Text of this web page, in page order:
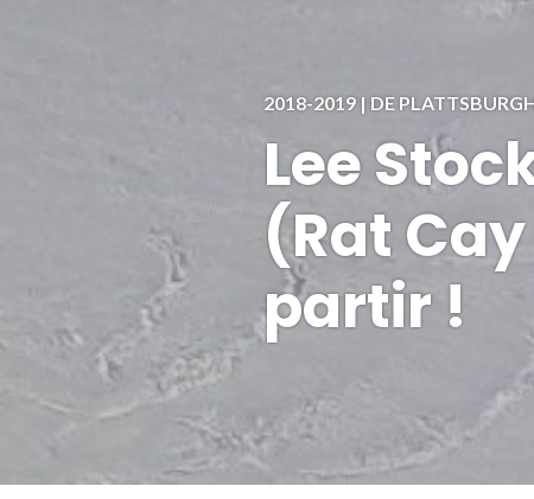
2018-2019 | DE
Lee
(Rat
partir !